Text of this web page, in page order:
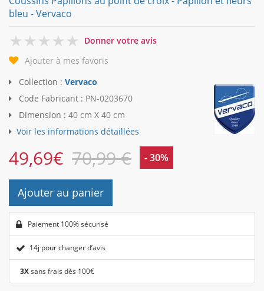
bleu - Vervaco
0
Donner votre avis
Ajouter à mes favoris
Collection : Vervaco
Code Fabricant : PN-0203670
Dimension : 40 cm X 40 cm
Voir les informations détaillées
49,69€ 70,99 € - 30%
Ajouter au panier
Paiement 100% sécurisé
14j pour changer d’avis
3Xsans frais dès 100€